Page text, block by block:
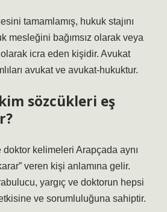
tamamlamış, hukuk stajını
mesleğini bağımsız olarak veya
icra eden kişidir. Avukat
avukat ve avukat-hukuktur.
sözcükleri eş
doktor kelimeleri Arapçada aynı
veren kişi anlamına gelir.
yargıç ve doktorun hepsi
ve sorumluluğuna sahiptir.